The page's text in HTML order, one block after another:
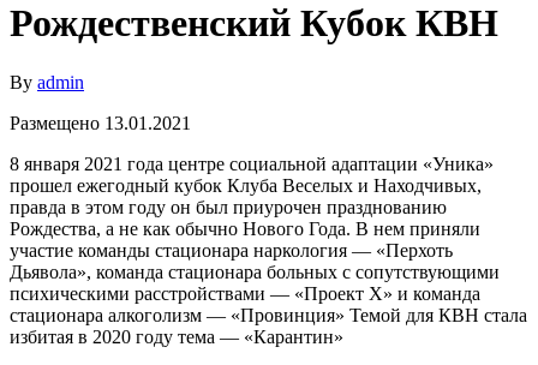
Рождественский Кубок КВН
By admin
Размещено 13.01.2021
8 января 2021 года центре социальной адаптации «Уника»
прошел ежегодный кубок Клуба Веселых и Находчивых,
правда в этом году он был приурочен празднованию
Рождества, а не как обычно Нового Года. В нем приняли
участие команды стационара наркология — «Перхоть
Дьявола», команда стационара больных с сопутствующими
психическими расстройствами — «Проект Х» и команда
стационара алкоголизм — «Провинция» Темой для КВН стала
избитая в 2020 году тема — «Карантин»